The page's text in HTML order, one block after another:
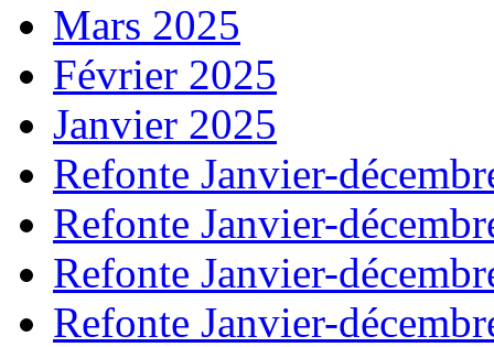
Mars 2025
Février 2025
Janvier 2025
Refonte Janvier-
Refonte Janvier-
Refonte Janvier-
Refonte Janvier-